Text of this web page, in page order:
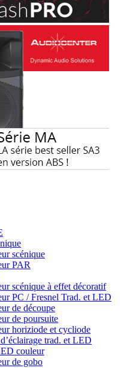
scénique
PAR
scénique à effet décoratif
PC / Fresnel Trad. et LED
de découpe
de poursuite
horiziode et cycliode
trad. et LED
couleur
de gobo